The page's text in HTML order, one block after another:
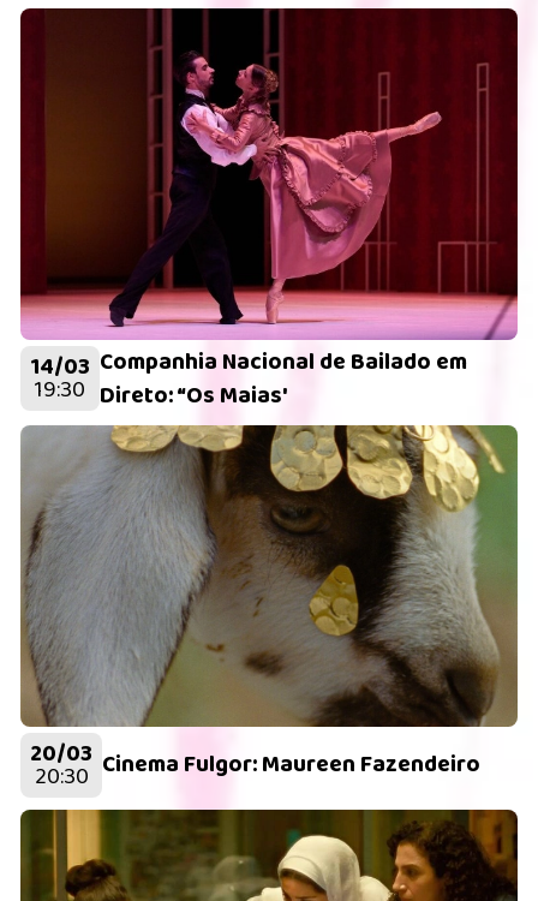
14/03
19:30
Companhia Nacional de Bailado em
Direto: “Os Maias'
20/03
20:30 Cinema Fulgor: Maureen Fazendeiro